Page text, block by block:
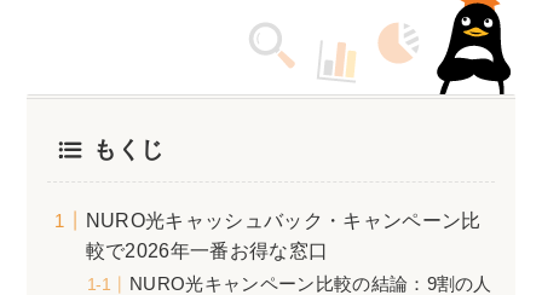
もくじ
NURO光キャッシュバック・キャンペーン比
較で2026年一番お得な窓口
NURO光キャンペーン比較の結論：9割の人